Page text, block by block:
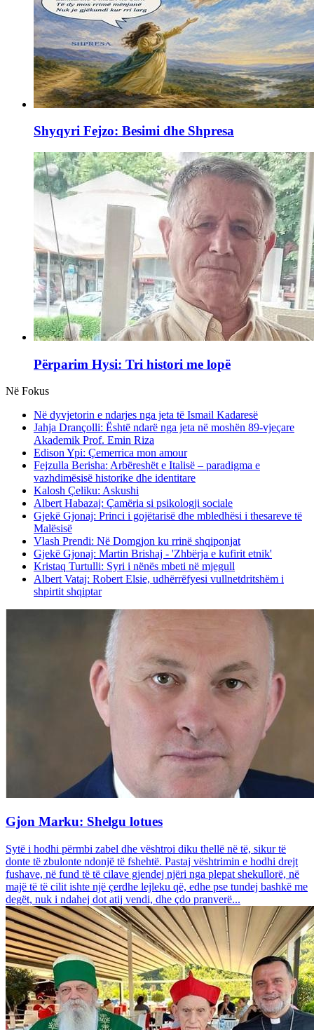
Shyqyri Fejzo: Besimi dhe Shpresa
Përparim Hysi: Tri histori me lopë
Në Fokus
Në dyvjetorin e ndarjes nga jeta të Ismail Kadaresë
Jahja Drançolli: Është ndarë nga jeta në moshën 89-vjeçare
Akademik Prof. Emin Riza
Edison Ypi: Çemerrica mon amour
Fejzulla Berisha: Arbëreshët e Italisë – paradigma e
vazhdimësisë historike dhe identitare
Kalosh Çeliku: Askushi
Albert Habazaj: Çamëria si psikologji sociale
Gjekë Gjonaj: Princi i gojëtarisë dhe mbledhësi i thesareve të
Malësisë
Vlash Prendi: Në Domgjon ku rrinë shqiponjat
Gjekë Gjonaj: Martin Brishaj - 'Zhbërja e kufirit etnik'
Kristaq Turtulli: Syri i nënës mbeti në mjegull
Albert Vataj: Robert Elsie, udhërrëfyesi vullnetdritshëm i
shpirtit shqiptar
Gjon Marku: Shelgu lotues
Sytë i hodhi përmbi zabel dhe vështroi diku thellë në të, sikur të
donte të zbulonte ndonjë të fshehtë. Pastaj vështrimin e hodhi drejt
fushave, në fund të të cilave gjendej njëri nga plepat shekullorë, në
majë të të cilit ishte një çerdhe lejleku që, edhe pse tundej bashkë me
degët, nuk i ndahej dot atij vendi, dhe çdo pranverë...